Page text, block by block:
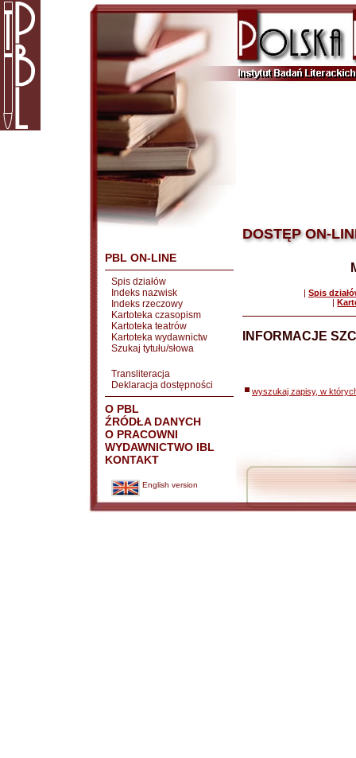
PBL ON-LINE
Spis działów
Indeks nazwisk
Indeks rzeczowy
Kartoteka czasopism
Kartoteka teatrów
Kartoteka wydawnictw
Szukaj tytułu/słowa
Transliteracja
Deklaracja dostępności
O PBL
ŹRÓDŁA DANYCH
O PRACOWNI
WYDAWNICTWO IBL
KONTAKT
English version
DOSTĘP ON-
| Spis
|
INFORMACJE
wyszukaj zapisy, w